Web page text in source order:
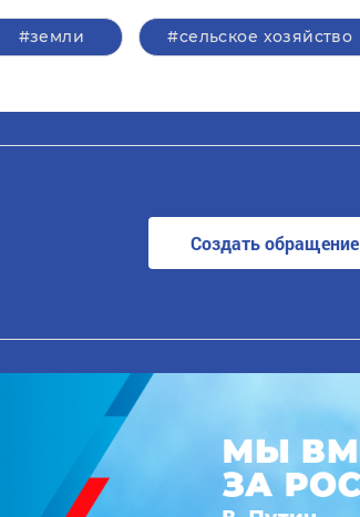
#земли #сельское хозяйство
Создать обращение